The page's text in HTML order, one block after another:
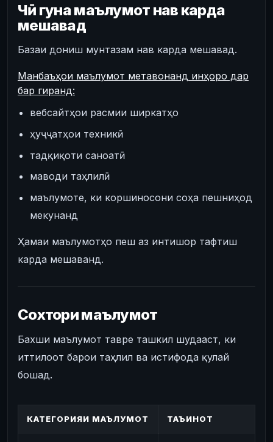
Чӣ гуна маълумот нав карда
мешавад
Базаи дониш мунтазам нав карда мешавад.
Манбаъҳои маълумот метавонанд инҳоро дар
бар гиранд:
вебсайтҳои расмии ширкатҳо
ҳуҷҷатҳои техникӣ
тадқиқоти саноатӣ
маводи таҳлилӣ
маълумоте, ки коршиносони соҳа пешниҳод
мекунанд
Ҳамаи маълумотҳо пеш аз интишор тафтиш
карда мешаванд.
Сохтори маълумот
Бахши маълумот тавре ташкил шудааст, ки
иттилоот барои таҳлил ва истифода қулай
бошад.
КАТЕГОРИЯИ МАЪЛУМОТ ТАЪИНОТ